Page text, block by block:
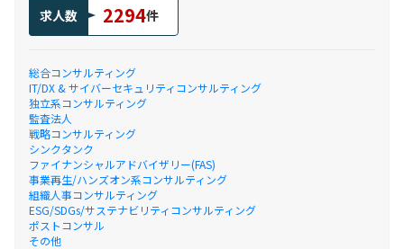
求人数 2294件
総合コンサルティング
IT/DX & サイバーセキュリティコンサルティング
独立系コンサルティング
監査法人
戦略コンサルティング
シンクタンク
ファイナンシャルアドバイザリー(FAS)
事業再生/ハンズオン系コンサルティング
組織人事コンサルティング
ESG/SDGs/サステナビリティコンサルティング
ポストコンサル
その他